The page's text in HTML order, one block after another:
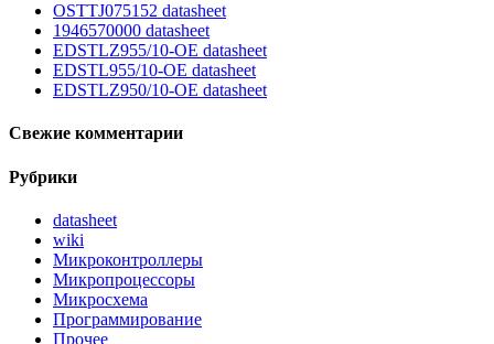
OSTTJ075152 datasheet
1946570000 datasheet
EDSTLZ955/10-OE datasheet
EDSTL955/10-OE datasheet
EDSTLZ950/10-OE datasheet
Свежие комментарии
Рубрики
datasheet
wiki
Микроконтроллеры
Микропроцессоры
Микросхема
Программирование
Прочее